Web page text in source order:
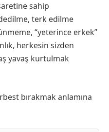
sahip
terk edilme
“yeterince erkek”
herkesin sizden
yavaş kurtulmak
bırakmak anlamına